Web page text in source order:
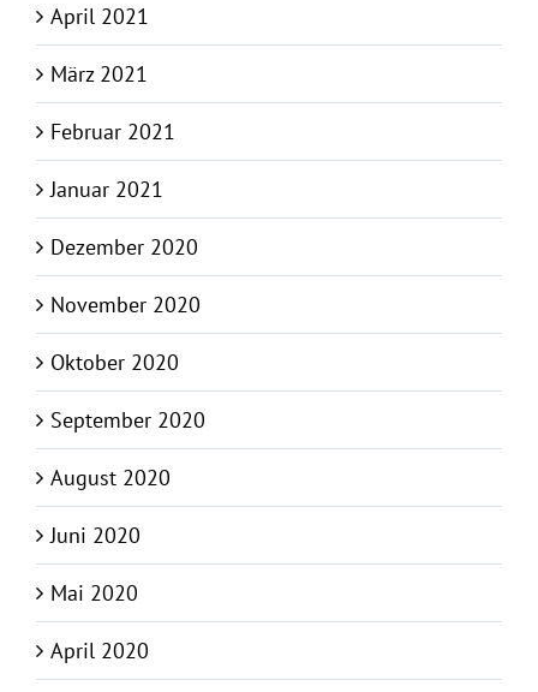
April 2021
März 2021
Februar 2021
Januar 2021
Dezember 2020
November 2020
Oktober 2020
September 2020
August 2020
Juni 2020
Mai 2020
April 2020